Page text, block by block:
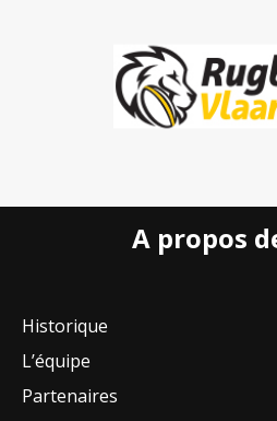
A propos
Historique
L’équipe
Partenaires